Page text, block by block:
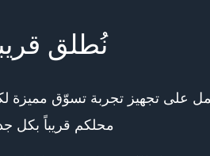
نُطلق
على تجهيز تجربة تسوّق مميزة
محلكم قريباً بكل